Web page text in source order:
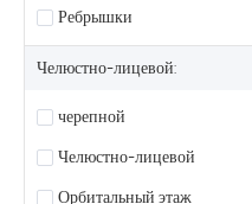
Ребрышки
Челюстно-лицевой:
черепной
Челюстно-лицевой
Орбитальный этаж